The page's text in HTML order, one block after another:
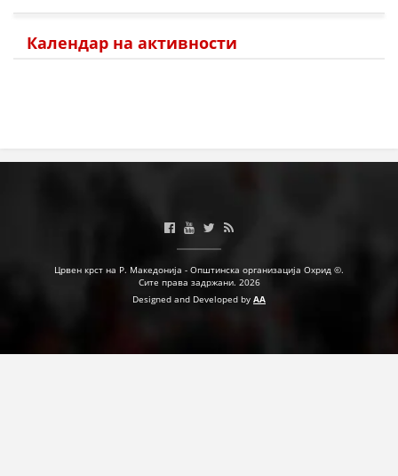
Календар на активности
Црвен крст на Р. Македонија - Општинска организација Охрид ©.
Сите права задржани. 2026
Designed and Developed by AA